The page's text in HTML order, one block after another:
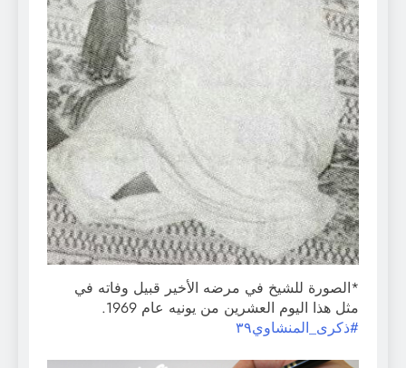
*الصورة للشيخ في مرضه الأخير قبيل وفاته في
مثل هذا اليوم العشرين من يونيه عام 1969.
#ذكرى_المنشاوي٣٩